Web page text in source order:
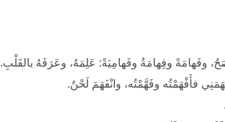
وفَهامَةً وفِهامَةُ وفَهامِيَةً: عَلِمَهُ، وعَرَفَهُ بالقَلْبِ.
فأَفْهَمْتُه وفَهَّمْتُه، وانْفَهَمَ لَحْنٌ.